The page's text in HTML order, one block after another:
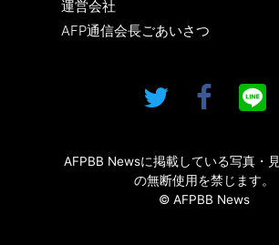
運営会社
AFP通信会長ごあいさつ
AFPBB Newsに掲載している写真・
の無断使用を禁じます。
© AFPBB News